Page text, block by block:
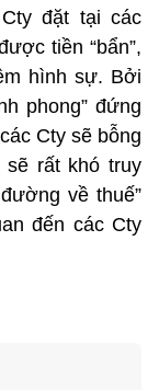
đặt tại các
tiền “bẩn”,
hình sự. Bởi
phong” đứng
Cty sẽ bỗng
rất khó truy
về thuế”
đến các Cty